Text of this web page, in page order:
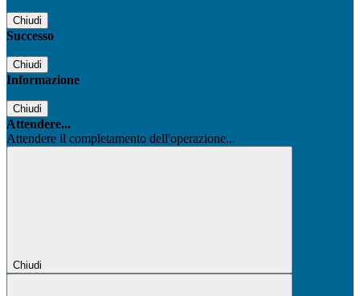
Chiudi
Successo
Chiudi
Informazione
Chiudi
Attendere...
Attendere il completamento dell'operazione...
Chiudi